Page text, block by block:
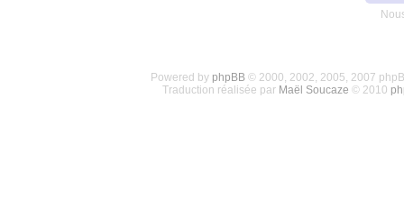
Powered by phpBB© 2000, 2002, 2005, 2007
Traduction réalisée par Maël Soucaze © 2010